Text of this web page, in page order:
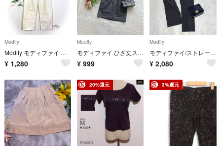
Modify
Modify モディファイ クロップドパンツ サブリナパンツ ホワイト 白 40
¥ 1,280
Modify
モディファイ ひざ丈スカート タイト 38/M 日本製 裏地あり オフィス 通勤
¥ 999
Modify
モディファイ/ストレートパンツクロップドストレッチスラックス42サイズ☘️
¥ 2,080
20%還元 3%還元